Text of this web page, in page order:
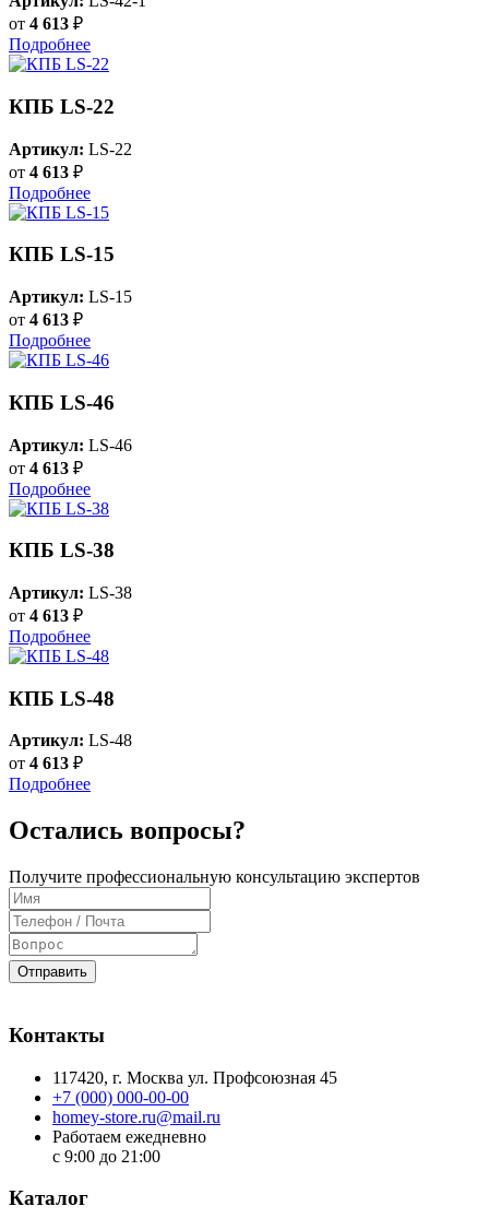
от 4 613 ₽
Подробнее
КПБ LS-22
Артикул: LS-22
от 4 613 ₽
Подробнее
КПБ LS-15
Артикул: LS-15
от 4 613 ₽
Подробнее
КПБ LS-46
Артикул: LS-46
от 4 613 ₽
Подробнее
КПБ LS-38
Артикул: LS-38
от 4 613 ₽
Подробнее
КПБ LS-48
Артикул: LS-48
от 4 613 ₽
Подробнее
Остались вопросы?
Получите профессиональную консультацию экспертов
Отправить
Контакты
117420, г. Москва ул. Профсоюзная 45
+7 (000) 000-00-00
homey-store.ru@mail.ru
Работаем ежедневно
с 9:00 до 21:00
Каталог